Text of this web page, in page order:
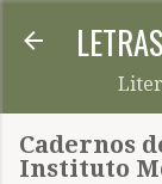
Cadernos
Instituto